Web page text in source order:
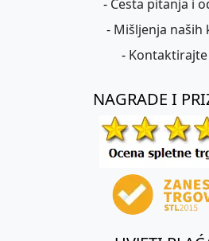
- Česta pitanja i
- Mišljenja naših
- Kontaktirajte
NAGRADE I